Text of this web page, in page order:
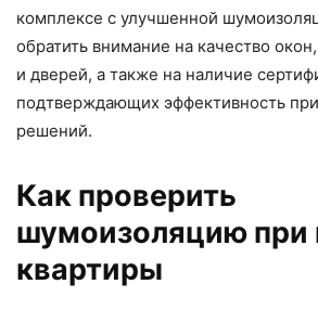
комплексе с улучшенной
обратить внимание на качество
и дверей, а также на наличие
подтверждающих эффективность
решений.
Как проверить
шумоизоляцию при
квартиры